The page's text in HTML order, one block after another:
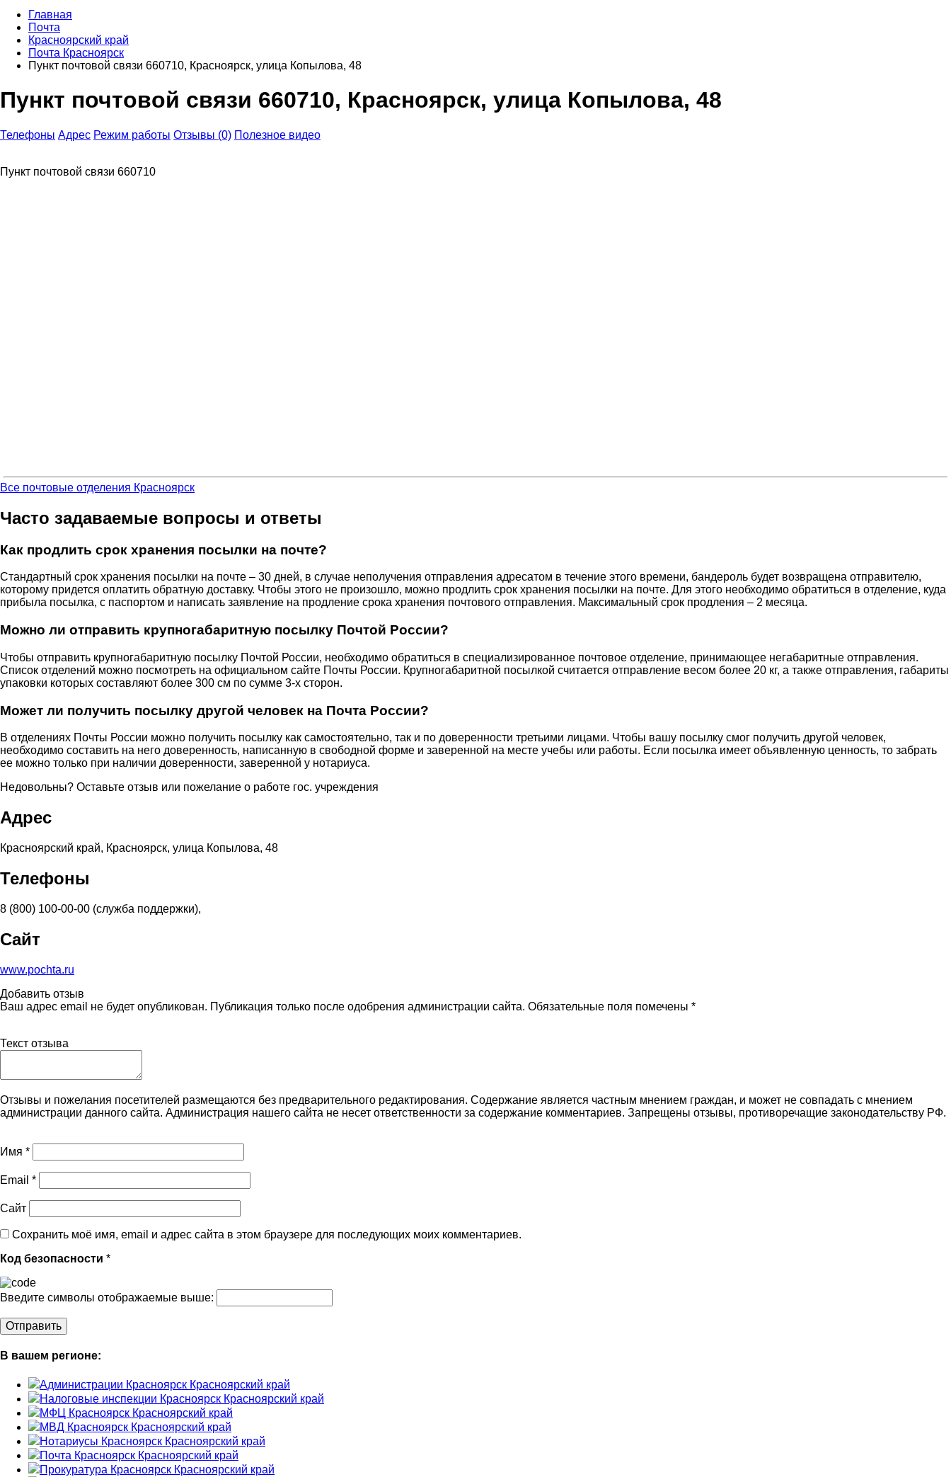
Главная
Почта
Красноярский край
Почта Красноярск
Пункт почтовой связи 660710, Красноярск, улица Копылова, 48
Пункт почтовой связи 660710, Красноярск, улица Копылова, 48
Телефоны Адрес Режим работы Отзывы (0) Полезное видео
Пункт почтовой связи 660710
Все почтовые отделения Красноярск
Часто задаваемые вопросы и ответы
Как продлить срок хранения посылки на почте?
Стандартный срок хранения посылки на почте – 30 дней, в случае неполучения отправления адресатом в течение этого времени, бандероль будет возвращена отправителю,
которому придется оплатить обратную доставку. Чтобы этого не произошло, можно продлить срок хранения посылки на почте. Для этого необходимо обратиться в отделение, куда
прибыла посылка, с паспортом и написать заявление на продление срока хранения почтового отправления. Максимальный срок продления – 2 месяца.
Можно ли отправить крупногабаритную посылку Почтой России?
Чтобы отправить крупногабаритную посылку Почтой России, необходимо обратиться в специализированное почтовое отделение, принимающее негабаритные отправления.
Список отделений можно посмотреть на официальном сайте Почты России. Крупногабаритной посылкой считается отправление весом более 20 кг, а также отправления, габариты
упаковки которых составляют более 300 см по сумме 3-х сторон.
Может ли получить посылку другой человек на Почта России?
В отделениях Почты России можно получить посылку как самостоятельно, так и по доверенности третьими лицами. Чтобы вашу посылку смог получить другой человек,
необходимо составить на него доверенность, написанную в свободной форме и заверенной на месте учебы или работы. Если посылка имеет объявленную ценность, то забрать
ее можно только при наличии доверенности, заверенной у нотариуса.
Недовольны? Оставьте отзыв или пожелание о работе гос. учреждения
Адрес
Красноярский край, Красноярск, улица Копылова, 48
Телефоны
8 (800) 100-00-00 (служба поддержки),
Сайт
www.pochta.ru
Добавить отзыв
Ваш адрес email не будет опубликован. Публикация только после одобрения администрации сайта. Обязательные поля помечены *
Текст отзыва
Отзывы и пожелания посетителей размещаются без предварительного редактирования. Содержание является частным мнением граждан, и может не совпадать с мнением
администрации данного сайта. Администрация нашего сайта не несет ответственности за содержание комментариев. Запрещены отзывы, противоречащие законодательству РФ.
Имя *
Email *
Сайт
Сохранить моё имя, email и адрес сайта в этом браузере для последующих моих комментариев.
Код безопасности *
Введите символы отображаемые выше:
В вашем регионе:
Администрации Красноярск Красноярский край
Налоговые инспекции Красноярск Красноярский край
МФЦ Красноярск Красноярский край
МВД Красноярск Красноярский край
Нотариусы Красноярск Красноярский край
Почта Красноярск Красноярский край
Прокуратура Красноярск Красноярский край